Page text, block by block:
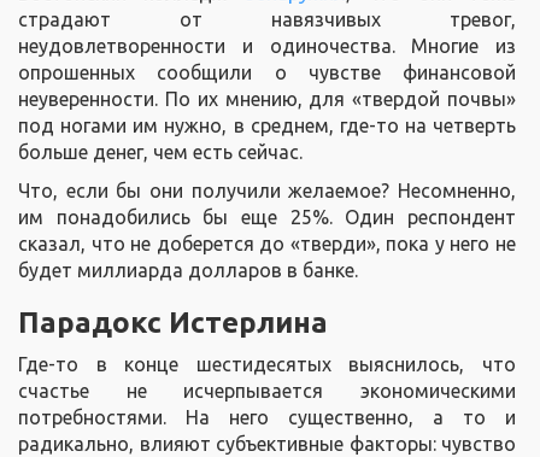
страдают от навязчивых тревог,
неудовлетворенности и одиночества. Многие из
опрошенных сообщили о чувстве финансовой
неуверенности. По их мнению, для «твердой почвы»
под ногами им нужно, в среднем, где-то на четверть
больше денег, чем есть сейчас.
Что, если бы они получили желаемое? Несомненно,
им понадобились бы еще 25%. Один респондент
сказал, что не доберется до «тверди», пока у него не
будет миллиарда долларов в банке.
Парадокс Истерлина
Где-то в конце шестидесятых выяснилось, что
счастье не исчерпывается экономическими
потребностями. На него существенно, а то и
радикально, влияют субъективные факторы: чувство